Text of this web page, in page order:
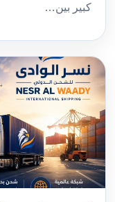
كبير بين…